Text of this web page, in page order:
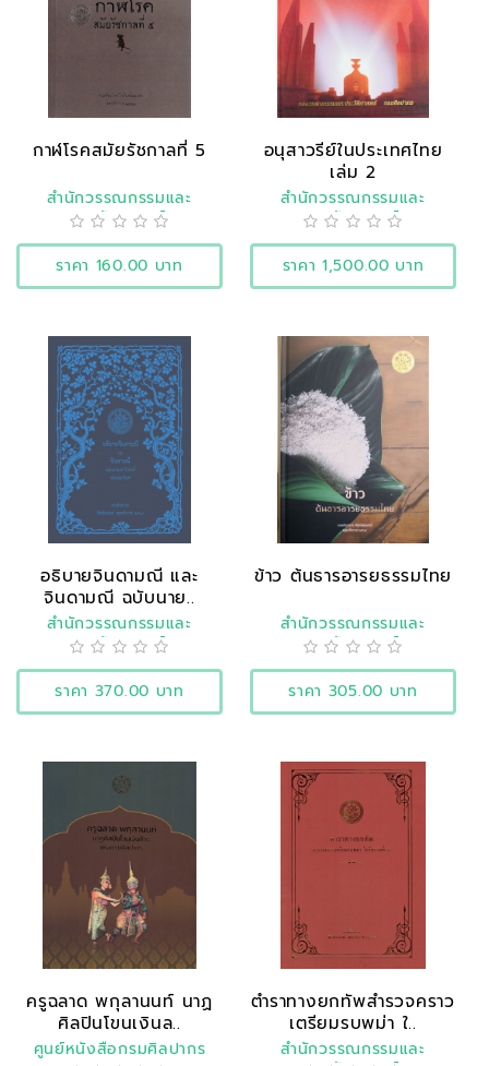
กาฬโรคสมัยรัชกาลที่ 5
สำนักวรรณกรรมและ
ประวัติศาสตร์
ราคา 160.00 บาท
อนุสาวรีย์ในประเทศไทย
เล่ม 2
สำนักวรรณกรรมและ
ประวัติศาสตร์
ราคา 1,500.00 บาท
อธิบายจินดามณี และ
จินดามณี ฉบับนาย..
สำนักวรรณกรรมและ
ประวัติศาสตร์
ราคา 370.00 บาท
ข้าว ต้นธารอารยธรรมไทย
สำนักวรรณกรรมและ
ประวัติศาสตร์
ราคา 305.00 บาท
ครูฉลาด พกุลานนท์ นาฏ
ศิลปินโขนเงินล..
ศูนย์หนังสือกรมศิลปากร
ตำราทางยกทัพสำรวจคราว
เตรียมรบพม่า ใ..
สำนักวรรณกรรมและ